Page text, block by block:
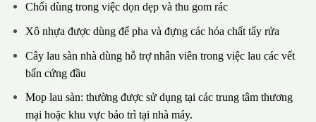
Chổi dùng trong việc dọn dẹp và thu gom rác
Xô nhựa được dùng để pha và đựng các hóa chất tẩy rửa
Cây lau sàn nhà dùng hỗ trợ nhân viên trong việc lau các vết
bẩn cứng đầu
Mop lau sàn: thường được sử dụng tại các trung tâm thương
mại hoặc khu vực bảo trì tại nhà máy.